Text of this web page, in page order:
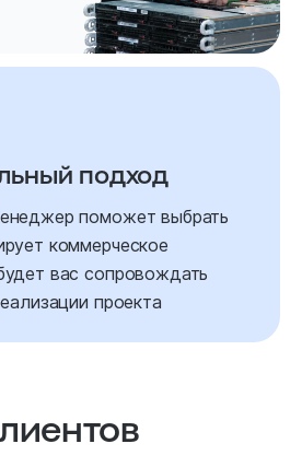
подход
поможет выбрать
коммерческое
вас сопровождать
проекта